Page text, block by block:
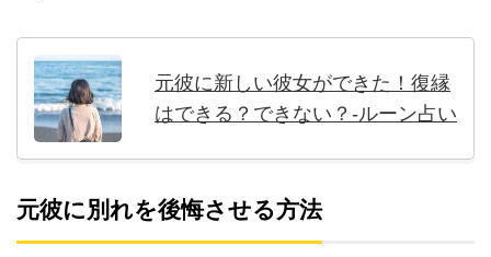
元彼に新しい彼女ができた！復縁
はできる？できない？-ルーン占い
元彼に別れを後悔させる方法